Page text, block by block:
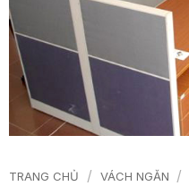
TRANG CHỦ / VÁCH NGĂN /